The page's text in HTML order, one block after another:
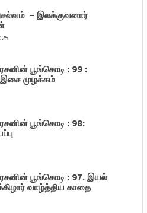
– இலக்குவனார்
பூங்கொடி : 99 :
இசை முழக்கம்
பூங்கொடி : 98:
பூங்கொடி : 97. இயல்
வாழ்த்திய காதை